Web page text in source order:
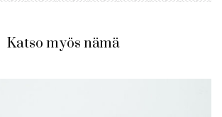
Katso myös nämä